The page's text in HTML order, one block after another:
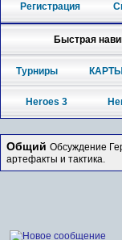
Регистрация
Быстрая
Турниры КАРТЫ
Heroes 3
Общий Обсуждение
артефакты и тактика.